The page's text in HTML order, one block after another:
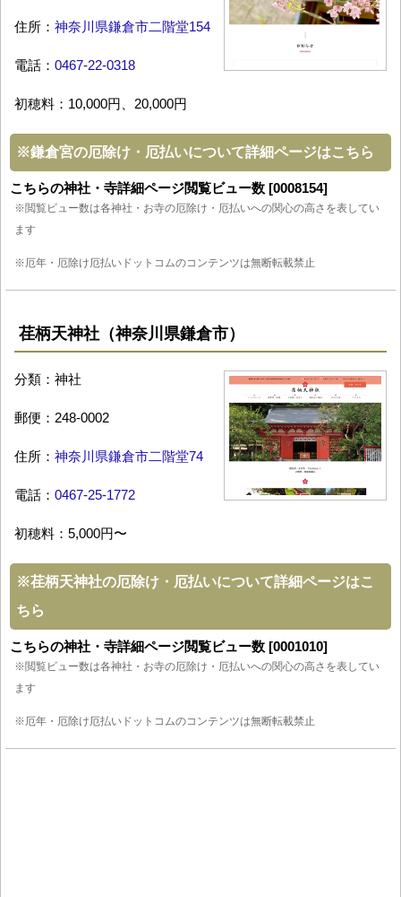
住所： 神奈川県鎌倉市二階堂154
電話： 0467-22-0318
初穂料：10,000円、20,000円
※鎌倉宮の厄除け・厄払いについて詳細ページはこちら
こちらの神社・寺詳細ページ閲覧ビュー数 [0008154]
※閲覧ビュー数は各神社・お寺の厄除け・厄払いへの関心の高さを表してい
ます
※厄年・厄除け厄払いドットコムのコンテンツは無断転載禁止
荏柄天神社（神奈川県鎌倉市）
分類：神社
郵便：248-0002
住所： 神奈川県鎌倉市二階堂74
電話： 0467-25-1772
初穂料：5,000円〜
※荏柄天神社の厄除け・厄払いについて詳細ページはこ
ちら
こちらの神社・寺詳細ページ閲覧ビュー数 [0001010]
※閲覧ビュー数は各神社・お寺の厄除け・厄払いへの関心の高さを表してい
ます
※厄年・厄除け厄払いドットコムのコンテンツは無断転載禁止